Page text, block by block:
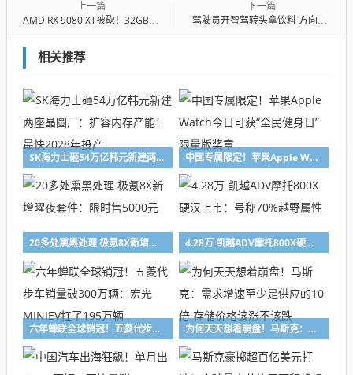
上一篇
AMD RX 9080 XT被砍！32GB旗舰显卡无缘上市
下一篇
驾驶员开智驾转头拿饮料 方向盘一偏直接撞护栏 交警：这不是自动驾驶
相关推荐
SK海力士砸54万亿韩元新建两座晶圆厂：扩容内存产能！最快2028年投产 中国专属限定！苹果Apple Watch今日可获“全民健身日”限量版奖章
20多处熏黑处理 极氪8X新增曜夜套件：限时售5000元 4.28万 凯越ADV摩托800X硬汉上市：号称70%越野属性
六年蝉联全球销冠！五菱代步车销量破300万辆：宏光MINIEV扛了195万辆 为何天天想着崩盘！马斯克：需求增速至少是供应的10倍 存储价格该涨不该跌